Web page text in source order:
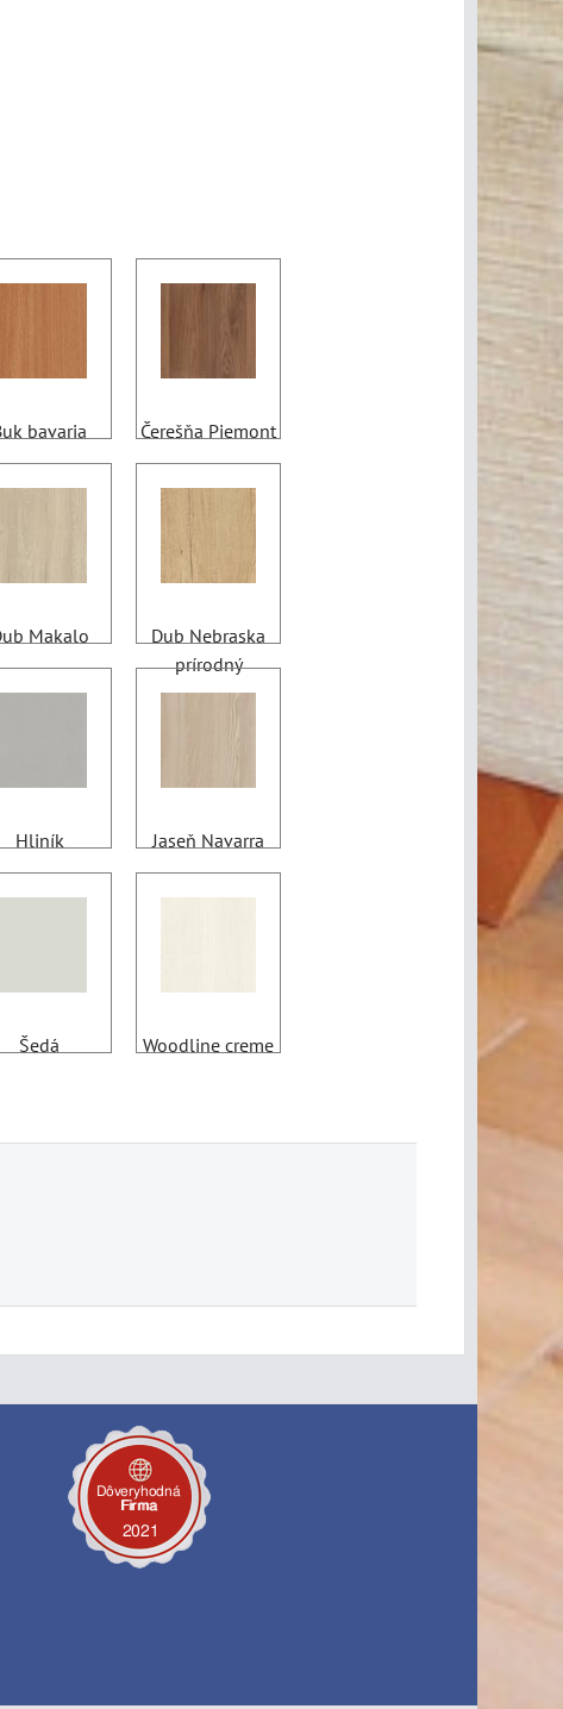
bavaria Čerešňa Piemont
Makalo
Dub Nebraska
prírodný
Hliník Jaseň Navarra
Šedá Woodline creme